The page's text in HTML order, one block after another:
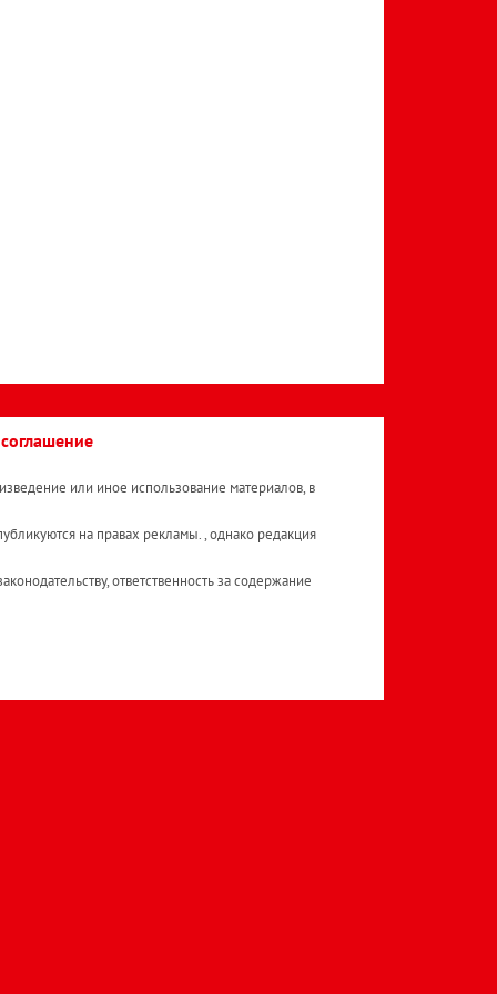
или иное использование материалов, в
на правах рекламы. , однако редакция
ответственность за содержание